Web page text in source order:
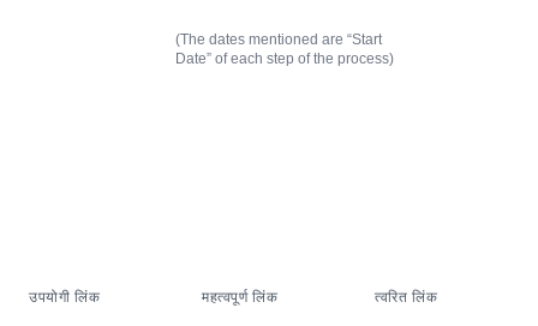
(The dates mentioned are “Start
Date” of each step of the process)
उपयोगी लिंक महत्वपूर्ण लिंक त्वरित लिंक